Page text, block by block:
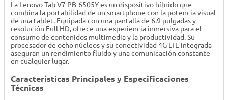
La Lenovo Tab V7 PB-6505Y es un dispositivo híbrido que
combina la portabilidad de un smartphone con la potencia visual
de una tablet. Equipada con una pantalla de 6.9 pulgadas y
resolución Full HD, ofrece una experiencia inmersiva para el
consumo de contenidos multimedia y la productividad. Su
procesador de ocho núcleos y su conectividad 4G LTE integrada
aseguran un rendimiento fluido y una comunicación constante
en cualquier lugar.
Características Principales y Especificaciones
Técnicas